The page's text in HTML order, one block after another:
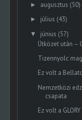
► augusztus (50)
► július (43)
▼ június (57)
Ütközet után –
Tizennyolc
Ez volt a
Nemzetközi
csapata
Ez volt a